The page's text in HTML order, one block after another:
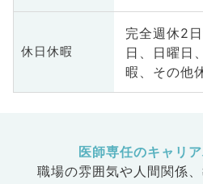
休日休暇
完全週休2
日、日曜日
暇、その他
医師専任のキャリ
職場の雰囲気や人間関係、